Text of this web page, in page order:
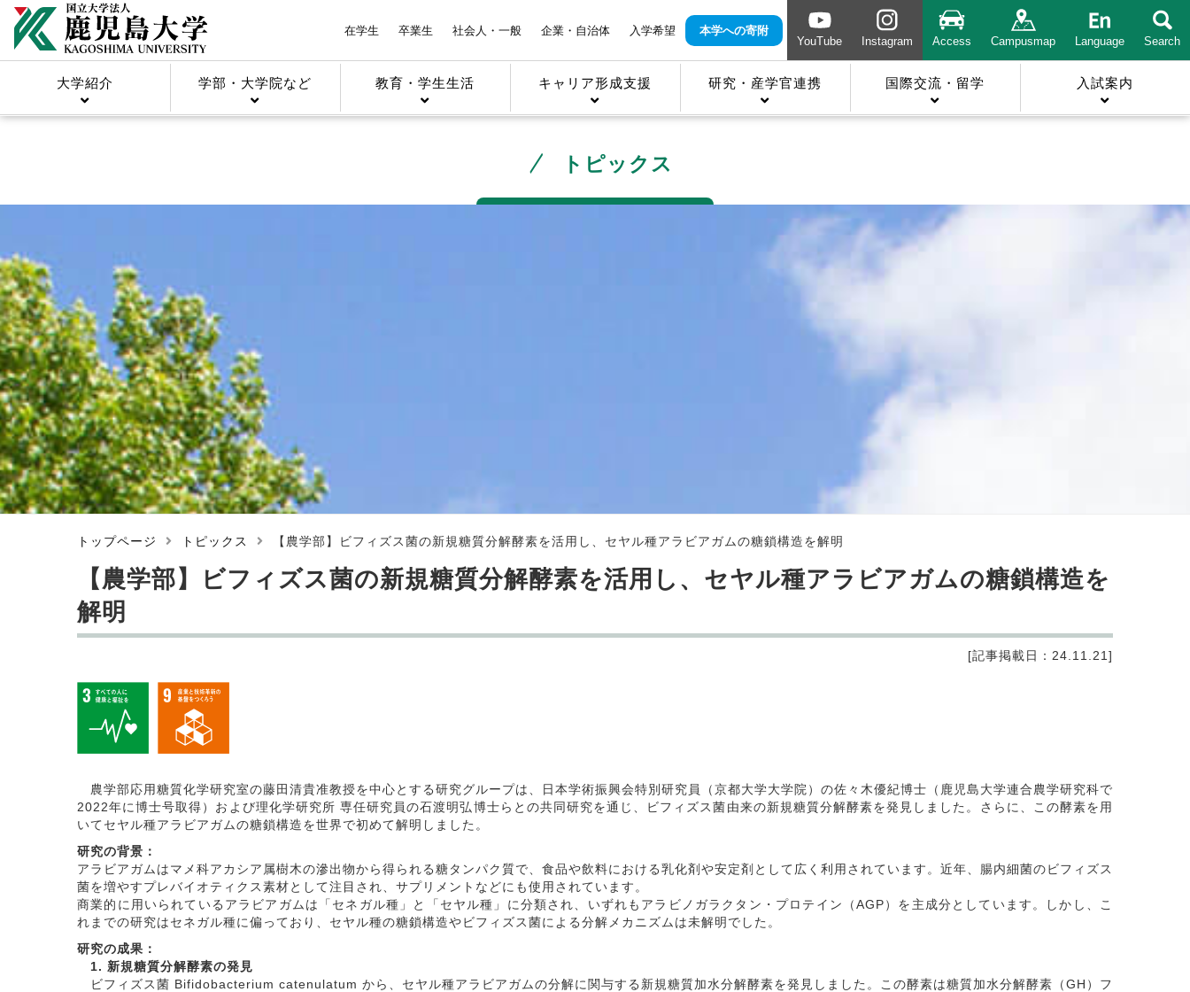
在学生 卒業生 社会人・一般 企業・自治体 入学希望
本学への寄附
YouTube
Instagram Access Campusmap Language Search
大学紹介 学部・大学院など 教育・学生生活 キャリア形成支援 研究・産学官連携 国際交流・留学 入試案内
トピックス
トップページ トピックス 【農学部】ビフィズス菌の新規糖質分解酵素を活用し、セヤル種アラビアガムの糖鎖構造を解明
【農学部】ビフィズス菌の新規糖質分解酵素を活用し、セヤル種アラビアガムの糖鎖構造を
解明
[記事掲載日：24.11.21]
農学部応用糖質化学研究室の藤田清貴准教授を中心とする研究グループは、日本学術振興会特別研究員（京都大学大学院）の佐々木優紀博士（鹿児島大学連合農学研究科で
2022年に博士号取得）および理化学研究所 専任研究員の石渡明弘博士らとの共同研究を通じ、ビフィズス菌由来の新規糖質分解酵素を発見しました。さらに、この酵素を用
いてセヤル種アラビアガムの糖鎖構造を世界で初めて解明しました。
研究の背景：
アラビアガムはマメ科アカシア属樹木の滲出物から得られる糖タンパク質で、食品や飲料における乳化剤や安定剤として広く利用されています。近年、腸内細菌のビフィズス
菌を増やすプレバイオティクス素材として注目され、サプリメントなどにも使用されています。
商業的に用いられているアラビアガムは「セネガル種」と「セヤル種」に分類され、いずれもアラビノガラクタン・プロテイン（AGP）を主成分としています。しかし、こ
れまでの研究はセネガル種に偏っており、セヤル種の糖鎖構造やビフィズス菌による分解メカニズムは未解明でした。
研究の成果：
1. 新規糖質分解酵素の発見
ビフィズス菌 Bifidobacterium catenulatum から、セヤル種アラビアガムの分解に関与する新規糖質加水分解酵素を発見しました。この酵素は糖質加水分解酵素（GH）フ